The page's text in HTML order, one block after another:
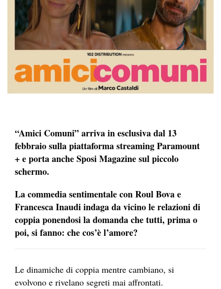
“Amici Comuni” arriva in esclusiva dal 13
febbraio sulla piattaforma streaming Paramount
+ e porta anche Sposi Magazine sul piccolo
schermo.
La commedia sentimentale con Roul Bova e
Francesca Inaudi indaga da vicino le relazioni di
coppia ponendosi la domanda che tutti, prima o
poi, si fanno: che cos’è l’amore?
Le dinamiche di coppia mentre cambiano, si
evolvono e rivelano segreti mai affrontati.